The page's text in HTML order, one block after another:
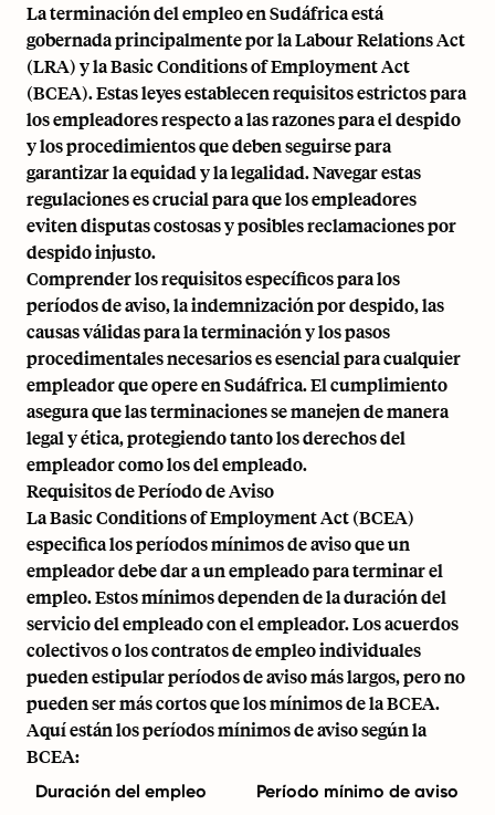
La terminación del empleo en Sudáfrica está
gobernada principalmente por la Labour Relations Act
(LRA) y la Basic Conditions of Employment Act
(BCEA). Estas leyes establecen requisitos estrictos para
los empleadores respecto a las razones para el despido
y los procedimientos que deben seguirse para
garantizar la equidad y la legalidad. Navegar estas
regulaciones es crucial para que los empleadores
eviten disputas costosas y posibles reclamaciones por
despido injusto.
Comprender los requisitos específicos para los
períodos de aviso, la indemnización por despido, las
causas válidas para la terminación y los pasos
procedimentales necesarios es esencial para cualquier
empleador que opere en Sudáfrica. El cumplimiento
asegura que las terminaciones se manejen de manera
legal y ética, protegiendo tanto los derechos del
empleador como los del empleado.
Requisitos de Período de Aviso
La Basic Conditions of Employment Act (BCEA)
especifica los períodos mínimos de aviso que un
empleador debe dar a un empleado para terminar el
empleo. Estos mínimos dependen de la duración del
servicio del empleado con el empleador. Los acuerdos
colectivos o los contratos de empleo individuales
pueden estipular períodos de aviso más largos, pero no
pueden ser más cortos que los mínimos de la BCEA.
Aquí están los períodos mínimos de aviso según la
BCEA:
Duración del empleo Período mínimo de aviso